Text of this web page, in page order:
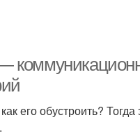
—
его обустроить?